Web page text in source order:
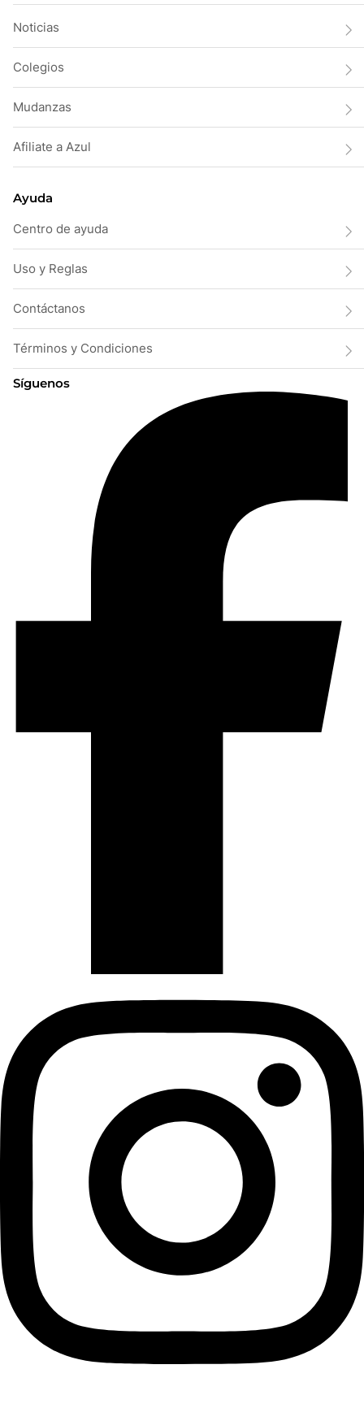
Noticias
Colegios
Mudanzas
Afiliate a Azul
Ayuda
Centro de ayuda
Uso y Reglas
Contáctanos
Términos y Condiciones
Síguenos